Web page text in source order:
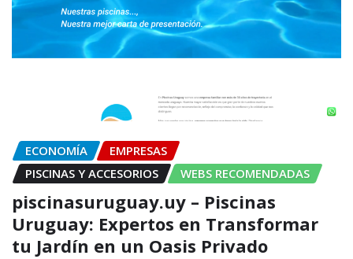
ECONOMÍA
EMPRESAS
PISCINAS Y ACCESORIOS
WEBS RECOMENDADAS
piscinasuruguay.uy – Piscinas
Uruguay: Expertos en Transformar
tu Jardín en un Oasis Privado